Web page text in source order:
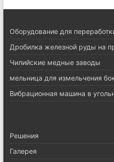
Оборудование для
Дробилка железной руды на
Чилийские медные заводы
мельница для измельчения
Вибрационная машина в
Pешения
Галерея